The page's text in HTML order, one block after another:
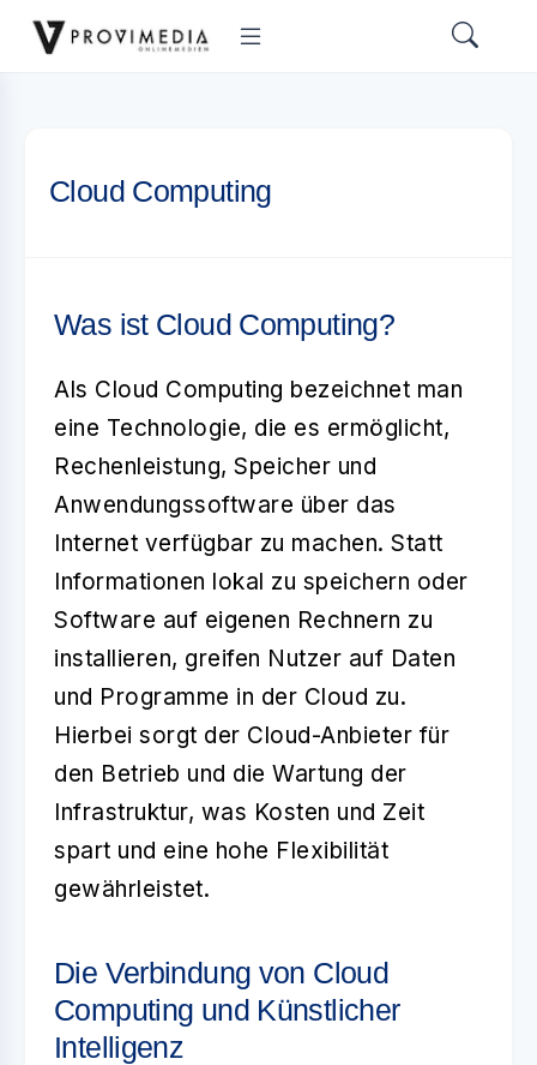
Cloud Computing
Was ist Cloud Computing?
Als Cloud Computing bezeichnet man
eine Technologie, die es ermöglicht,
Rechenleistung, Speicher und
Anwendungssoftware über das
Internet verfügbar zu machen. Statt
Informationen lokal zu speichern oder
Software auf eigenen Rechnern zu
installieren, greifen Nutzer auf Daten
und Programme in der Cloud zu.
Hierbei sorgt der Cloud-Anbieter für
den Betrieb und die Wartung der
Infrastruktur, was Kosten und Zeit
spart und eine hohe Flexibilität
gewährleistet.
Die Verbindung von Cloud
Computing und Künstlicher
Intelligenz